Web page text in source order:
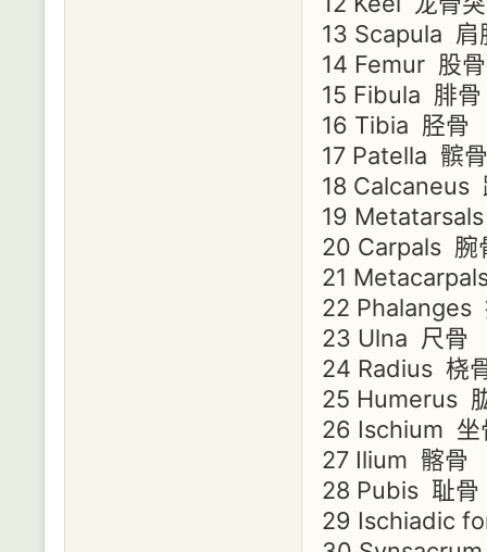
13 Scapula 肩
14 Femur 股骨
15 Fibula 腓骨
16 Tibia 胫骨
17 Patella 髌骨
18 Calcaneus
19
20 Carpals 腕
21
22 Phalanges
23 Ulna 尺骨
24 Radius 桡
25 Humerus
26 Ischium 坐
27 Ilium 髂骨
28 Pubis 耻骨
29 Ischiadic